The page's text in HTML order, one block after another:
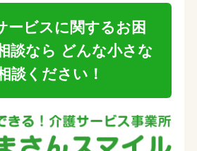
ービスに関するお困
談なら どんな小さな
談ください！